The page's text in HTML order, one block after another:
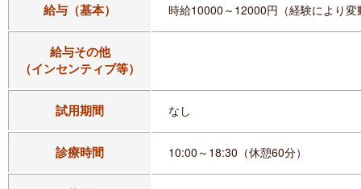
給与（基本） 時給10000～12000円（経験により変
給与その他
（インセンティブ等）
試用期間 なし
診療時間 10:00～18:30（休憩60分）